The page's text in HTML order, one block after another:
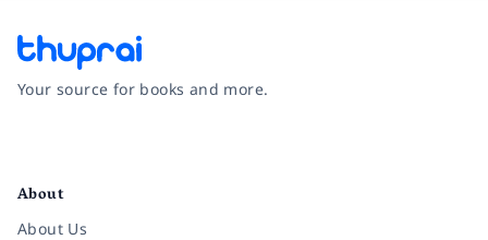
Your source for books and more.
About
About Us